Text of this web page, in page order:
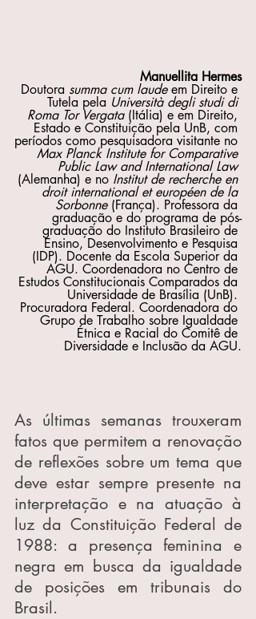
Manuellita Hermes
Doutora summa cum laude em Direito e
Tutela pela Università degli studi di
Roma Tor Vergata (Itália) e em Direito,
Estado e Constituição pela UnB, com
períodos como pesquisadora visitante no
Max Planck Institute for Comparative
Public Law and International Law
(Alemanha) e no Institut de recherche en
droit international et européen de la
Sorbonne (França). Professora da
graduação e do programa de pós-
graduação do Instituto Brasileiro de
Ensino, Desenvolvimento e Pesquisa
(IDP). Docente da Escola Superior da
AGU. Coordenadora no Centro de
Estudos Constitucionais Comparados da
Universidade de Brasília (UnB).
Procuradora Federal. Coordenadora do
Grupo de Trabalho sobre Igualdade
Étnica e Racial do Comitê de
Diversidade e Inclusão da AGU.
As últimas semanas trouxeram
fatos que permitem a renovação
de reflexões sobre um tema que
deve estar sempre presente na
interpretação e na atuação à
luz da Constituição Federal de
1988: a presença feminina e
negra em busca da igualdade
de posições em tribunais do
Brasil.